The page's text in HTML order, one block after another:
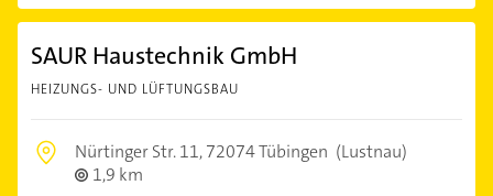
SAUR Haustechnik GmbH
HEIZUNGS- UND LÜFTUNGSBAU
Nürtinger Str. 11,72074 Tübingen (Lustnau)
1,9 km